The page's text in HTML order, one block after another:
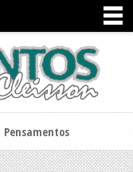
Pensamentos